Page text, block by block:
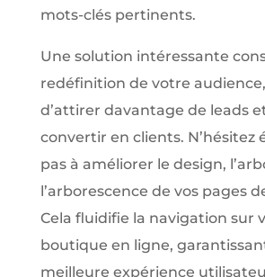
mots-clés pertinents.
Une solution intéressante
redéfinition de votre
d’attirer davantage de leads
convertir en clients. N’hésitez
pas à améliorer le design,
l’arborescence de vos pages
Cela fluidifie la navigation sur
boutique en ligne,
meilleure expérience